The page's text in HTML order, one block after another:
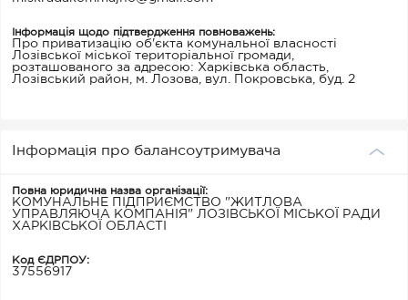
Інформація щодо підтвердження повноважень:
Про приватизацію об'єкта комунальної власності
Лозівської міської територіальної громади,
розташованого за адресою: Харківська область,
Лозівський район, м. Лозова, вул. Покровська, буд. 2
Інформація про балансоутримувача
Повна юридична назва організації:
КОМУНАЛЬНЕ ПІДПРИЄМСТВО "ЖИТЛОВА
УПРАВЛЯЮЧА КОМПАНІЯ" ЛОЗІВСЬКОЇ МІСЬКОЇ РАДИ
ХАРКІВСЬКОЇ ОБЛАСТІ
Код ЄДРПОУ:
37556917